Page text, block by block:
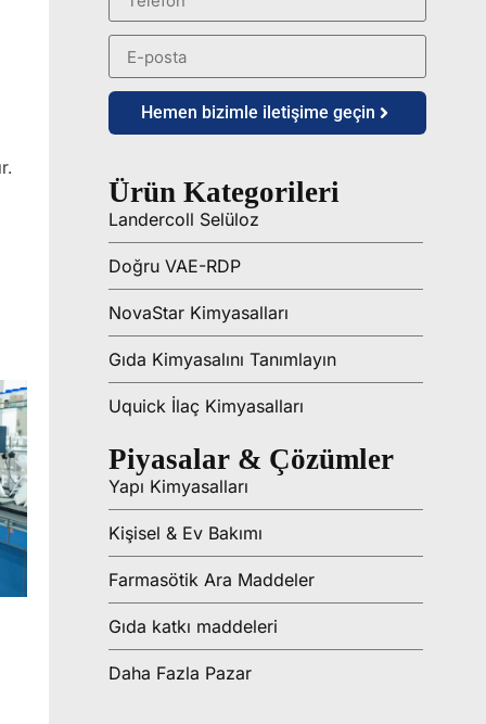
Hemen bizimle iletişime geçin
Ürün Kategorileri
Landercoll Selüloz
Doğru VAE-RDP
NovaStar Kimyasalları
Gıda Kimyasalını Tanımlayın
Uquick İlaç Kimyasalları
Piyasalar & Çözümler
Yapı Kimyasalları
Kişisel & Ev Bakımı
Farmasötik Ara Maddeler
Gıda katkı maddeleri
Daha Fazla Pazar